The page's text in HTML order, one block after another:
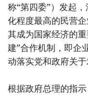
称“第四委”）发起
化程度最高的民营
其成为国家经济的
建”合作机制，即企
动落实党和政府关于
根据政府总理的指